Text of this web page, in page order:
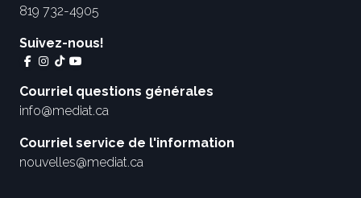
819 732-4905
Suivez-nous!
Courriel questions générales
info@mediat.ca
Courriel service de l'information
nouvelles@mediat.ca